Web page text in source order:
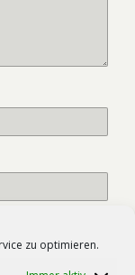
zu optimieren.